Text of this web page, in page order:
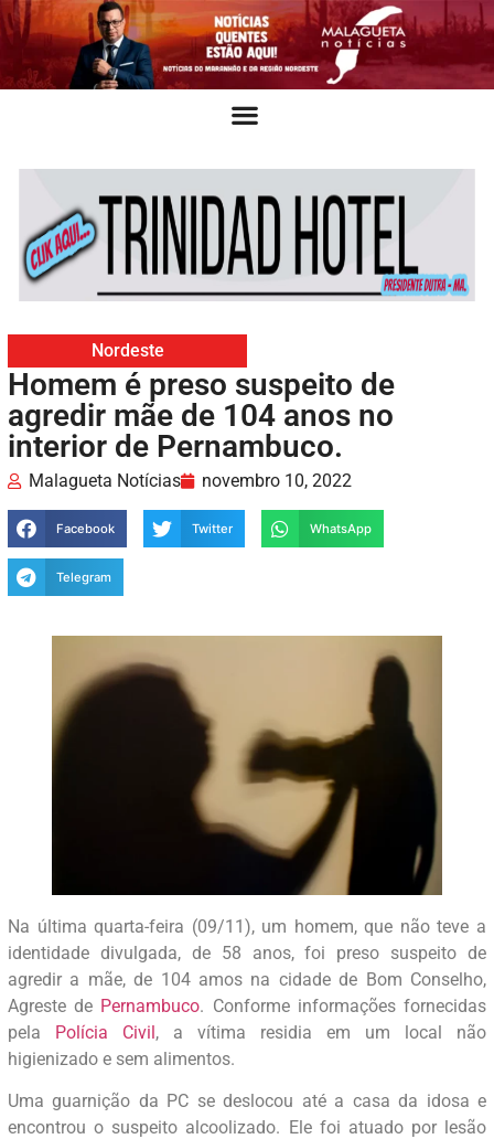
Nordeste
Homem é preso suspeito de
agredir mãe de 104 anos no
interior de Pernambuco.
Malagueta Notícias novembro 10, 2022
Facebook Twitter WhatsApp
Telegram
Na última quarta-feira (09/11), um homem, que não teve a
identidade divulgada, de 58 anos, foi preso suspeito de
agredir a mãe, de 104 amos na cidade de Bom Conselho,
Agreste de Pernambuco. Conforme informações fornecidas
pela Polícia Civil, a vítima residia em um local não
higienizado e sem alimentos.
Uma guarnição da PC se deslocou até a casa da idosa e
encontrou o suspeito alcoolizado. Ele foi atuado por lesão